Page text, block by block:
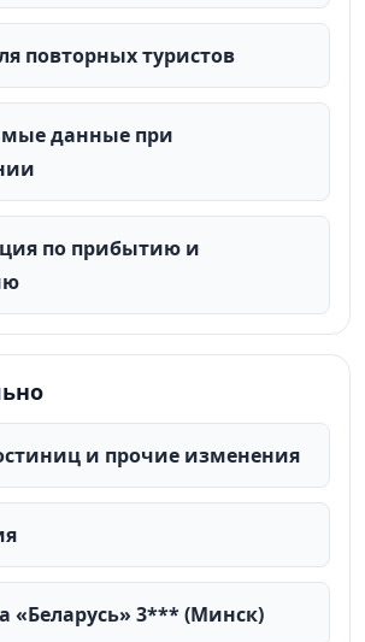
повторных туристов
данные при
по прибытию и
и прочие изменения
«Беларусь» 3*** (Минск)